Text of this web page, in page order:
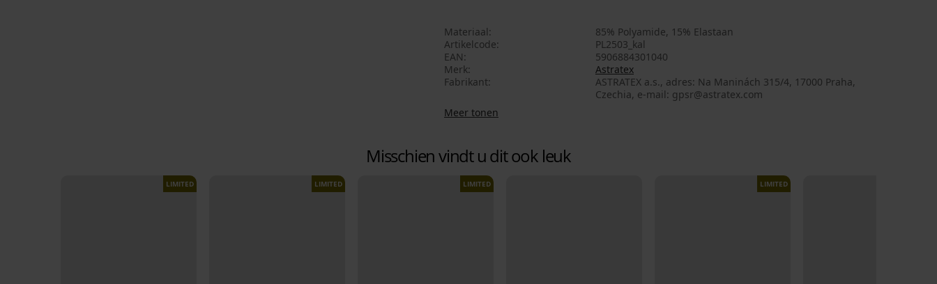
Materiaal
85% Polyamide, 15% Elastaan
Artikelcode
PL2503_kal
EAN
5906884301040
Merk
Astratex
Fabrikant
ASTRATEX a.s., adres: Na Maninách 315/4, 17000 Praha,
Czechia, e-mail: gpsr@astratex.com
Meer tonen
Misschien vindt u dit ook leuk
LIMITED LIMITED LIMITED LIMITED